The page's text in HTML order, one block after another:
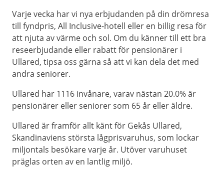
Varje vecka har vi nya erbjudanden på din drömresa
till fyndpris, All Inclusive-hotell eller en billig resa för
att njuta av värme och sol. Om du känner till ett bra
reseerbjudande eller rabatt för pensionärer i
Ullared, tipsa oss gärna så att vi kan dela det med
andra seniorer.
Ullared har 1116 invånare, varav nästan 20.0% är
pensionärer eller seniorer som 65 år eller äldre.
Ullared är framför allt känt för Gekås Ullared,
Skandinaviens största lågprisvaruhus, som lockar
miljontals besökare varje år. Utöver varuhuset
präglas orten av en lantlig miljö.